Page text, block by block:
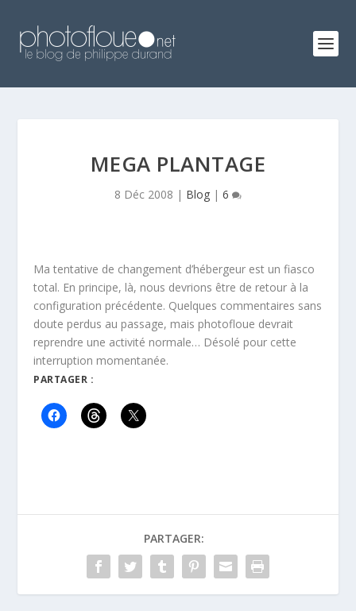
MEGA PLANTAGE
8 Déc 2008 | Blog | 6
Ma tentative de changement d’hébergeur est un fiasco
total. En principe, là, nous devrions être de retour à la
configuration précédente. Quelques commentaires sans
doute perdus au passage, mais photofloue devrait
reprendre une activité normale… Désolé pour cette
interruption momentanée.
PARTAGER :
PARTAGER: